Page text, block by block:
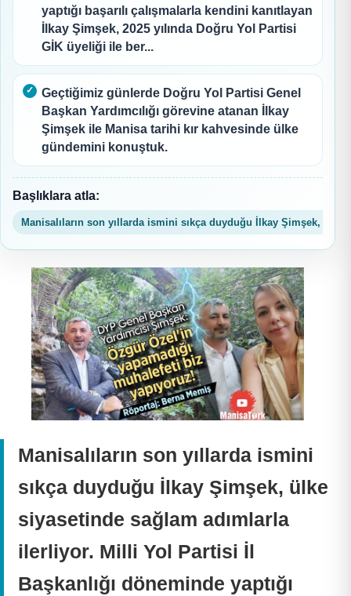
yaptığı başarılı çalışmalarla kendini kanıtlayan
İlkay Şimşek, 2025 yılında Doğru Yol Partisi
GİK üyeliği ile ber...
Geçtiğimiz günlerde Doğru Yol Partisi Genel
Başkan Yardımcılığı görevine atanan İlkay
Şimşek ile Manisa tarihi kır kahvesinde ülke
gündemini konuştuk.
Başlıklara atla:
Manisalıların son yıllarda ismini sıkça duyduğu İlkay Şimşek, ülke
Manisalıların son yıllarda ismini
sıkça duyduğu İlkay Şimşek, ülke
siyasetinde sağlam adımlarla
ilerliyor. Milli Yol Partisi İl
Başkanlığı döneminde yaptığı